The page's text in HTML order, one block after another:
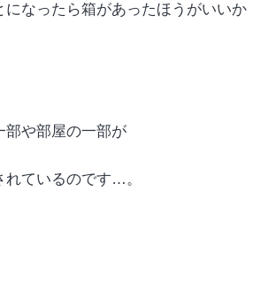
になったら箱があったほうがいいか
部や部屋の一部が
れているのです…。